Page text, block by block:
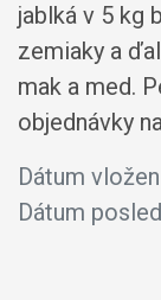
jablká v 5 kg
zemiaky a
mak a med.
objednávky
Dátum
Dátum